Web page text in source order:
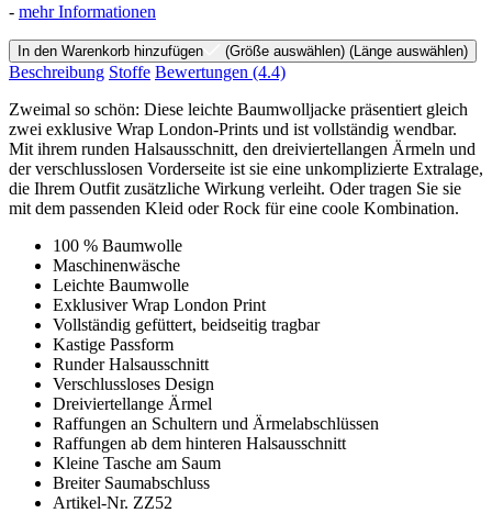
- mehr Informationen
In den Warenkorb hinzufügen (Größe auswählen) (Länge auswählen)
Beschreibung Stoffe Bewertungen (4.4)
Zweimal so schön: Diese leichte Baumwolljacke präsentiert gleich
zwei exklusive Wrap London-Prints und ist vollständig wendbar.
Mit ihrem runden Halsausschnitt, den dreiviertellangen Ärmeln und
der verschlusslosen Vorderseite ist sie eine unkomplizierte Extralage,
die Ihrem Outfit zusätzliche Wirkung verleiht. Oder tragen Sie sie
mit dem passenden Kleid oder Rock für eine coole Kombination.
100 % Baumwolle
Maschinenwäsche
Leichte Baumwolle
Exklusiver Wrap London Print
Vollständig gefüttert, beidseitig tragbar
Kastige Passform
Runder Halsausschnitt
Verschlussloses Design
Dreiviertellange Ärmel
Raffungen an Schultern und Ärmelabschlüssen
Raffungen ab dem hinteren Halsausschnitt
Kleine Tasche am Saum
Breiter Saumabschluss
Artikel-Nr. ZZ52